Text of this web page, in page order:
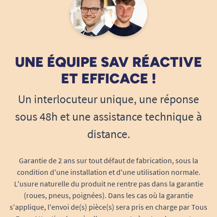
nombreux ajustements pour adapter la posture
et favoriser un maintien du dos idéal, réduisant
ainsi les risques de troubles musculo-
terme.
Mécanisme synchrone à blocage
simultanément l’assise et le dossier pour
suivre les mouvements naturels du corps.
Le système anti-retour du dossier assure
tension permet une adaptation fine à votre
morphologie.
Translation d’assise intégrée :réglez la
profondeur d’assise d’avant en arrière pour
soutenir efficacement vos jambes et
UNE ÉQUIPE SAV RÉACTIVE
ET EFFICACE !
Un interlocuteur unique, une réponse
sous 48h et une assistance technique à
distance.
Garantie de 2 ans sur tout défaut de fabrication, sous la
condition d'une installation et d'une utilisation normale.
L'usure naturelle du produit ne rentre pas dans la garantie
(roues, pneus, poignées). Dans les cas où la garantie
s'applique, l'envoi de(s) pièce(s) sera pris en charge par Tous